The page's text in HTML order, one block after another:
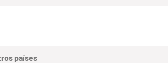
países